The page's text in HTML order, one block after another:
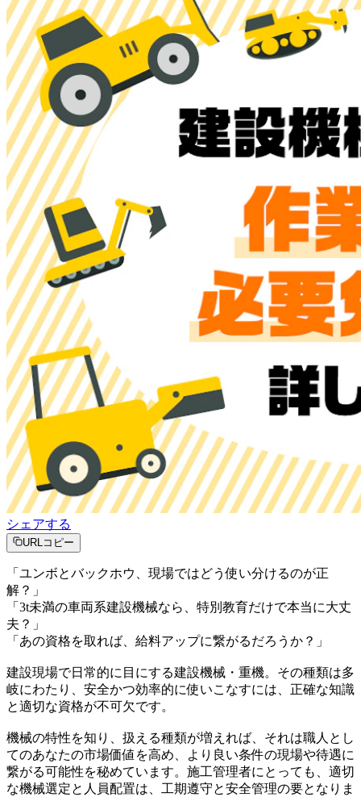
シェアする
URLコピー
「ユンボとバックホウ、現場ではどう使い分けるのが正
解？」
「3t未満の車両系建設機械なら、特別教育だけで本当に大丈
夫？」
「あの資格を取れば、給料アップに繋がるだろうか？」
建設現場で日常的に目にする建設機械・重機。その種類は多
岐にわたり、安全かつ効率的に使いこなすには、正確な知識
と適切な資格が不可欠です。
機械の特性を知り、扱える種類が増えれば、それは職人とし
てのあなたの市場価値を高め、より良い条件の現場や待遇に
繋がる可能性を秘めています。施工管理者にとっても、適切
な機械選定と人員配置は、工期遵守と安全管理の要となりま